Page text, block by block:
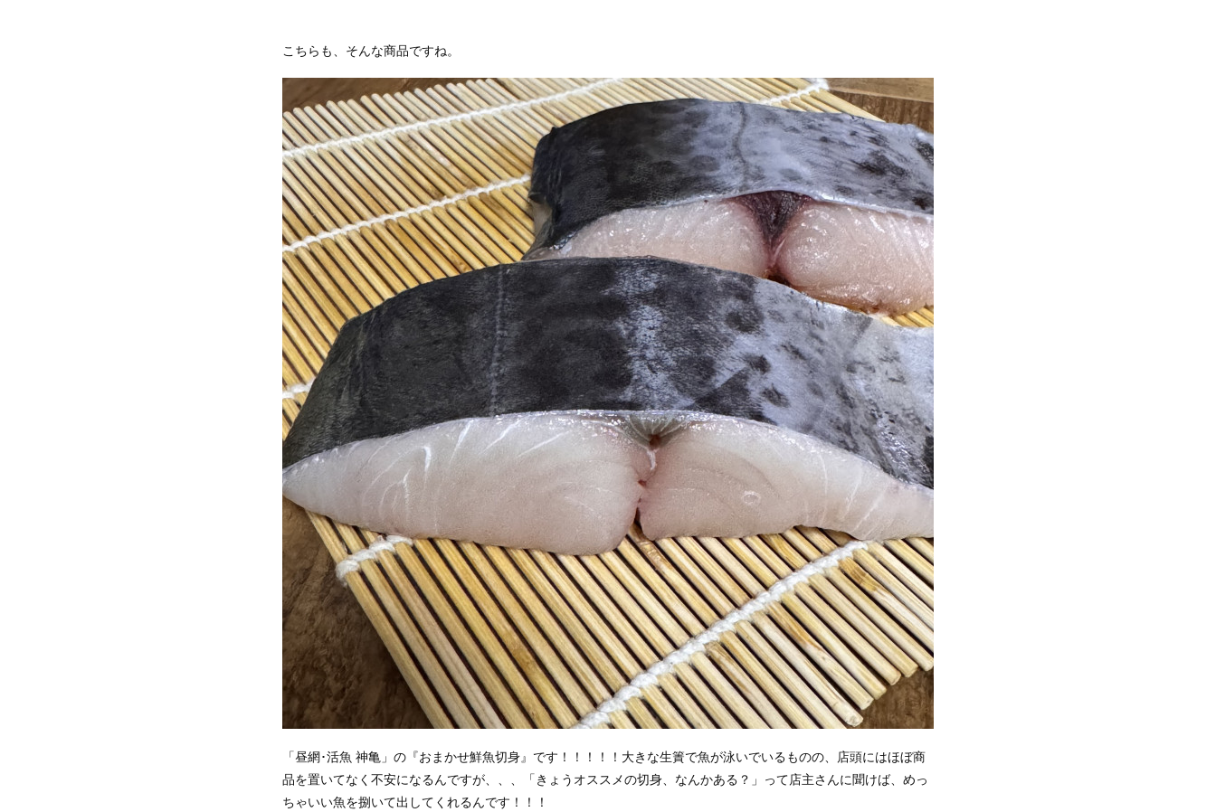
こちらも、そんな商品ですね。
「昼網･活魚 神亀」の『おまかせ鮮魚切身』です！！！！！大きな生簀で魚が泳いでいるものの、店頭にはほぼ商
品を置いてなく不安になるんですが、、、「きょうオススメの切身、なんかある？」って店主さんに聞けば、めっ
ちゃいい魚を捌いて出してくれるんです！！！